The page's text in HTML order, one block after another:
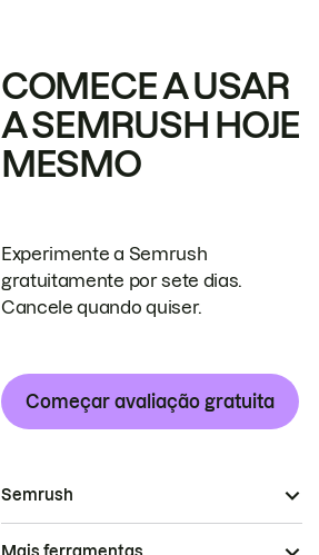
COMECE A USAR
A SEMRUSH HOJE
MESMO
Experimente a Semrush
gratuitamente por sete dias.
Cancele quando quiser.
Começar avaliação gratuita
Semrush